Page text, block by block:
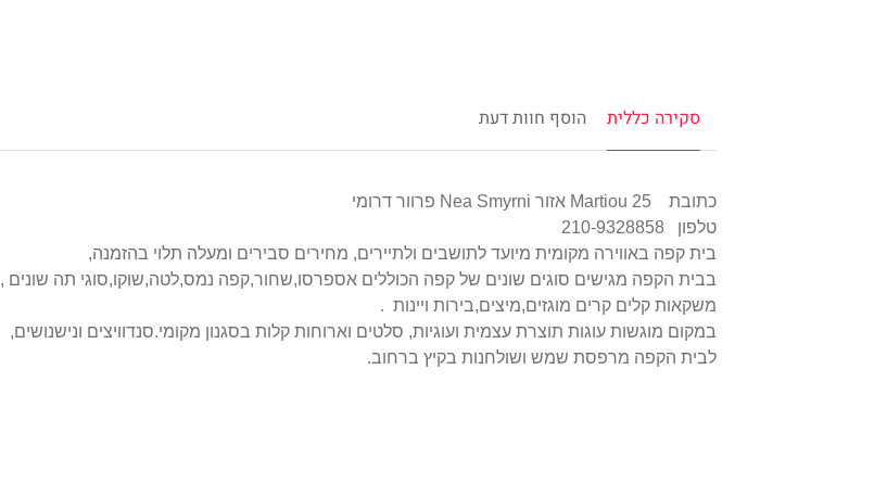
סקירה כללית הוסף חוות דעת
כתובת Martiou 25 אזור Nea Smyrni פרוור דרומי
טלפון 210-9328858
בית קפה באווירה מקומית מיועד לתושבים ולתיירים, מחירים סבירים ומעלה תלוי בהזמנה,
בבית הקפה מגישים סוגים שונים של קפה הכוללים אספרסו,שחור,קפה נמס,לטה,שוקו,סוגי תה שונים ,
משקאות קלים קרים מוגזים,מיצים,בירות ויינות .
במקום מוגשות עוגות תוצרת עצמית ועוגיות, סלטים וארוחות קלות בסגנון מקומי.סנדוויצים ונישנושים,
לבית הקפה מרפסת שמש ושולחנות בקיץ ברחוב.